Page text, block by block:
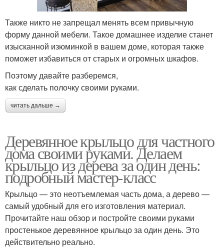
Также никто не запрещал менять всем привычную
форму данной мебели. Такое домашнее изделие станет
изысканной изюминкой в вашем доме, которая также
поможет избавиться от старых и огромных шкафов.
Поэтому давайте разберемся,
как сделать полочку своими руками.
читать дальше →
Деревянное крыльцо для частного
дома своими руками. Делаем
крыльцо из дерева за один день:
подробный мастер-класс
Крыльцо — это неотъемлемая часть дома, а дерево —
самый удобный для его изготовления материал.
Прочитайте наш обзор и постройте своими руками
простенькое деревянное крыльцо за один день. Это
действительно реально.